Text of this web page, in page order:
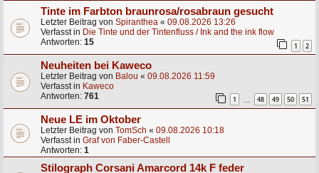
Tinte im Farbton braunrosa/rosabraun gesucht
Letzter Beitrag von Spiranthea « 09.08.2026 13:26
Verfasst in Die Tinte und der Tintenfluss / Ink and the ink flow
Antworten: 15 1 2
Neuheiten bei Kaweco
Letzter Beitrag von Balou « 09.08.2026 11:59
Verfasst in Kaweco
Antworten: 761 1 48 49 50 51
Neue LE im Oktober
Letzter Beitrag von TomSch « 09.08.2026 10:18
Verfasst in Graf von Faber-Castell
Antworten: 1
Stilograph Corsani Amarcord 14k F feder